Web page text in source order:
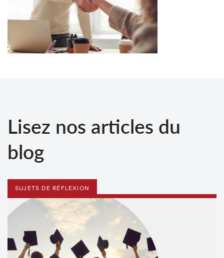
Lisez nos articles du
blog
SUJETS DE RÉFLEXION